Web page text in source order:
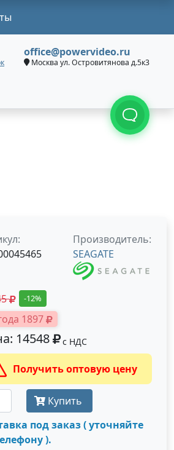
office@powervideo.ru
Москва ул. Островитянова д.5к3
Производитель:
SEAGATE
-12%
1897
14548 с НДС
Получить оптовую цену
Купить
под заказ ( уточняйте
).